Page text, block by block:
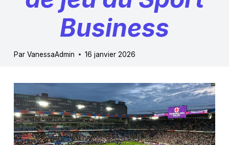
Business
Par VanessaAdmin 16 janvier 2026